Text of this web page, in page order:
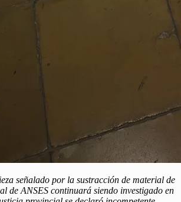
señalado por la sustracción de material de
de ANSES continuará siendo investigado en